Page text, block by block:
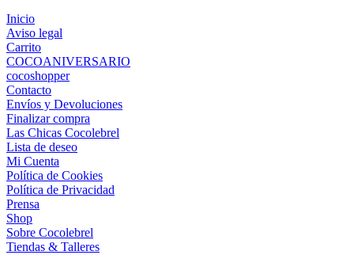
Inicio
Aviso legal
Carrito
COCOANIVERSARIO
cocoshopper
Contacto
Envíos y Devoluciones
Finalizar compra
Las Chicas Cocolebrel
Lista de deseo
Mi Cuenta
Política de Cookies
Política de Privacidad
Prensa
Shop
Sobre Cocolebrel
Tiendas & Talleres